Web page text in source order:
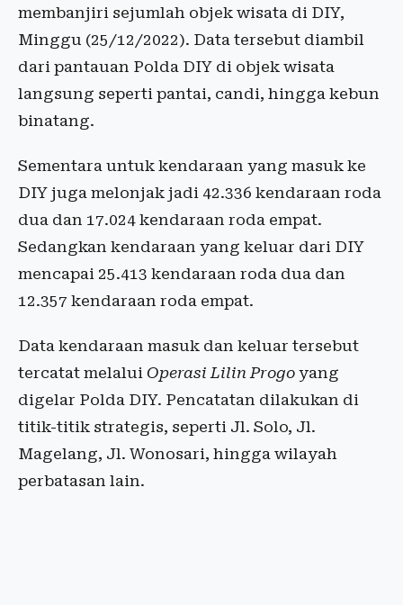
membanjiri sejumlah objek wisata di DIY,
Minggu (25/12/2022). Data tersebut diambil
dari pantauan Polda DIY di objek wisata
langsung seperti pantai, candi, hingga kebun
binatang.
Sementara untuk kendaraan yang masuk ke
DIY juga melonjak jadi 42.336 kendaraan roda
dua dan 17.024 kendaraan roda empat.
Sedangkan kendaraan yang keluar dari DIY
mencapai 25.413 kendaraan roda dua dan
12.357 kendaraan roda empat.
Data kendaraan masuk dan keluar tersebut
tercatat melalui Operasi Lilin Progo yang
digelar Polda DIY. Pencatatan dilakukan di
titik-titik strategis, seperti Jl. Solo, Jl.
Magelang, Jl. Wonosari, hingga wilayah
perbatasan lain.